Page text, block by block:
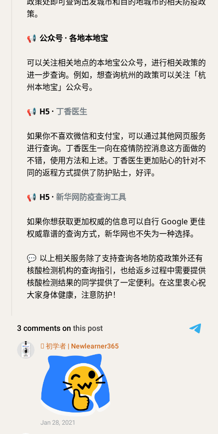
策。
📢 公众号 · 各地本地宝
可以关注相关地点的本地宝公众号，进行相关政策的
进一步查询。例如，想查询杭州的政策可以关注「杭
州本地宝」公众号。
📢 H5 · 丁香医生
如果你不喜欢微信和支付宝，可以通过其他网页服务
进行查询。丁香医生一向在疫情防控消息这方面做的
不错，使用方法和上述。丁香医生更加贴心的针对不
同的返程方式提供了防护贴士，好评。
📢 H5 · 新华网防疫查询工具
如果你想获取更加权威的信息可以自行 Google 更佳
权威靠谱的查询方式，新华网也不失为一种选择。
💬 以上相关服务除了支持查询各地防疫政策外还有
核酸检测机构的查询指引，也给返乡过程中需要提供
核酸检测结果的同学提供了一定便利。在这里衷心祝
大家身体健康，注意防护！